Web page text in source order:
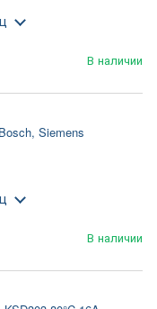
В наличии
Siemens
В наличии